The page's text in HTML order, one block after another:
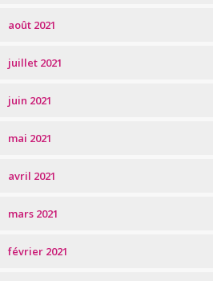
août 2021
juillet 2021
juin 2021
mai 2021
avril 2021
mars 2021
février 2021